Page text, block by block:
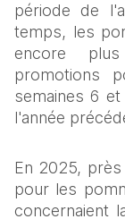
période de
temps, les
encore
promotions
semaines 6
l'année
En 2025,
pour les
concernaient